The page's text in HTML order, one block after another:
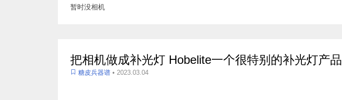
暂时没相机
把相机做成补光灯 Hobelite一个很特别的补光灯产品
糖皮兵器谱 • 2023.03.04